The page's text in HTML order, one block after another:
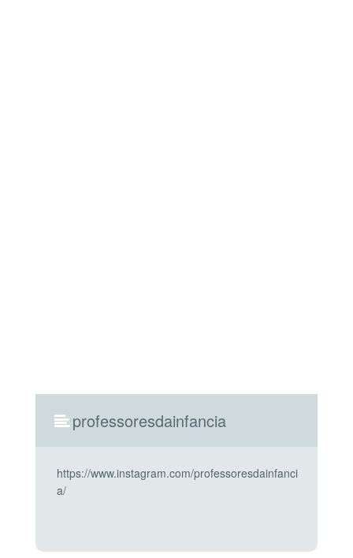
professoresdainfancia
https://www.instagram.com/professoresdainfanci
a/